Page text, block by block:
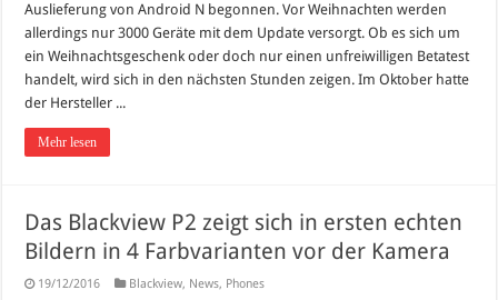
Auslieferung von Android N begonnen. Vor Weihnachten werden
allerdings nur 3000 Geräte mit dem Update versorgt. Ob es sich um
ein Weihnachtsgeschenk oder doch nur einen unfreiwilligen Betatest
handelt, wird sich in den nächsten Stunden zeigen. Im Oktober hatte
der Hersteller ...
Mehr lesen
Das Blackview P2 zeigt sich in ersten echten
Bildern in 4 Farbvarianten vor der Kamera
19/12/2016 Blackview, News, Phones